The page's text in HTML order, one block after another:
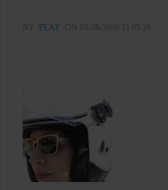
BY FLAP ON 05-08-2026 21:05:26